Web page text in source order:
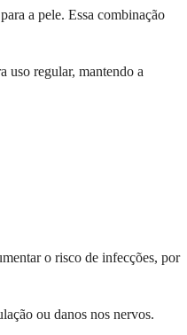
a pele. Essa combinação
uso regular, mantendo a
o risco de infecções, por
ou danos nos nervos.